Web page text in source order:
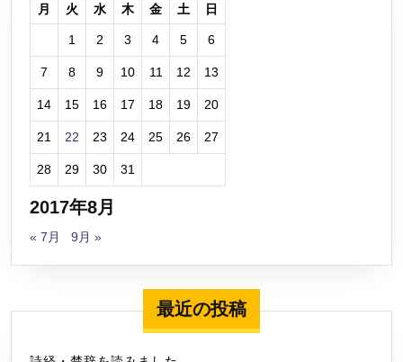
2017年8月
月 火 水 木 金 土 日
1 2 3 4 5 6
7 8 9 10 11 12 13
14 15 16 17 18 19 20
21 22 23 24 25 26 27
28 29 30 31
« 7月 9月 »
最近の投稿